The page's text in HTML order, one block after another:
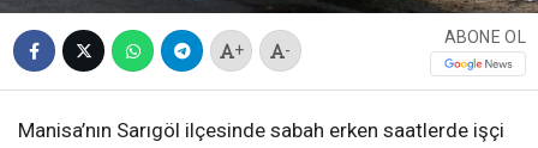
+ -
ABONE OL
Manisa’nın Sarıgöl ilçesinde sabah erken saatlerde işçi